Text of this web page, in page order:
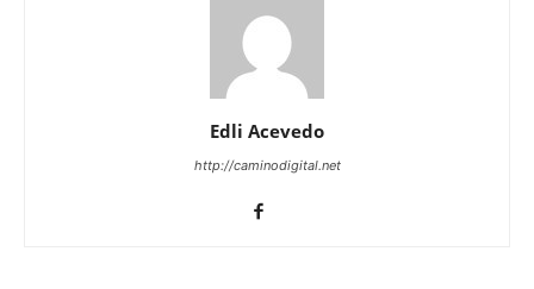
Edli Acevedo
http://caminodigital.net